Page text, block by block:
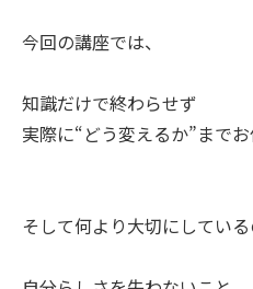
今回の講座では、
知識だけで終わらせず
実際に“どう変えるか”までお
そして何より大切にしてい